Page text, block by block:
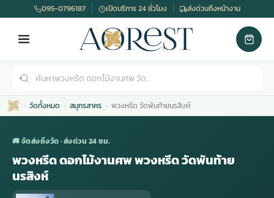
ดอกไม้หน้าศพ
พวงหรีด กรุงเทพ
มรุ
ไม้งานแต่ง
พวงหรีดพัดลม
รับจัดงานศพ
095-0796187 เปิดบริการ 24 ชั่วโมง ส่งด่วนถึงหน้างาน
วัดทั้งหมด สมุทรสาคร พวงหรีด วัดพันท้ายนรสิงห์
🚚 จัดส่งถึงวัด · ส่งด่วน 24 ชม.
พวงหรีด ดอกไม้งานศพ พวงหรีด วัดพันท้าย
นรสิงห์